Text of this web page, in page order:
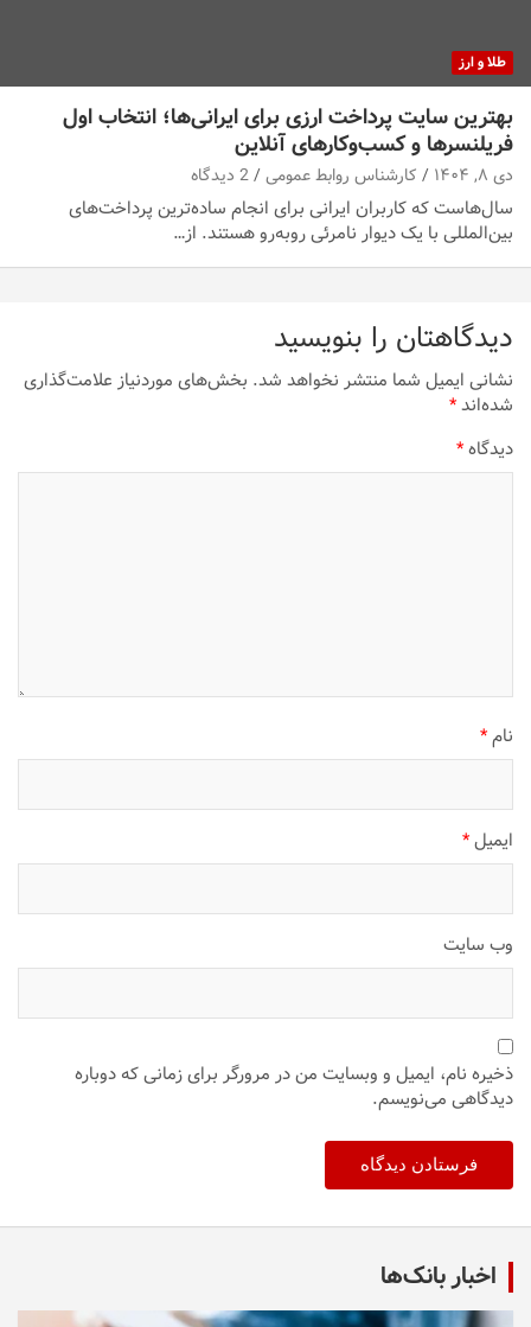
طلا و ارز
بهترین سایت پرداخت ارزی برای ایرانی‌ها؛ انتخاب اول
فریلنسرها و کسب‌وکارهای آنلاین
دی ۸, ۱۴۰۴ کارشناس روابط عمومی 2 دیدگاه
سال‌هاست که کاربران ایرانی برای انجام ساده‌ترین پرداخت‌های
بین‌المللی با یک دیوار نامرئی روبه‌رو هستند. از…
دیدگاهتان را بنویسید
نشانی ایمیل شما منتشر نخواهد شد.بخش‌های موردنیاز علامت‌گذاری
شده‌اند*
دیدگاه*
نام*
ایمیل*
وب‌ سایت
ذخیره نام، ایمیل و وبسایت من در مرورگر برای زمانی که دوباره
دیدگاهی می‌نویسم.
اخبار بانک‌ها